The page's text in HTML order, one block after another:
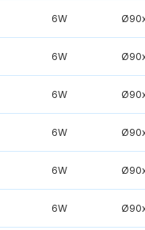
6W
6W
6W
6W
6W
6W